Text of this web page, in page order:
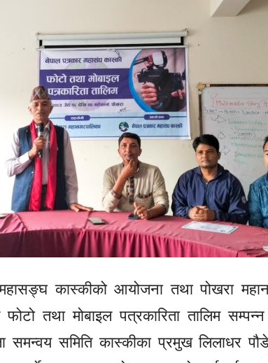
कास्कीको आयोजना तथा पोखरा
तथा मोबाइल पत्रकारिता तालिम
समन्वय समिति कास्कीका प्रमुख लिलाधर